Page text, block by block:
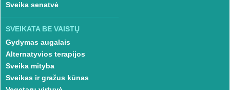
Sveika senatvė
SVEIKATA BE VAISTŲ
Gydymas augalais
Alternatyvios terapijos
Sveika mityba
Sveikas ir gražus kūnas